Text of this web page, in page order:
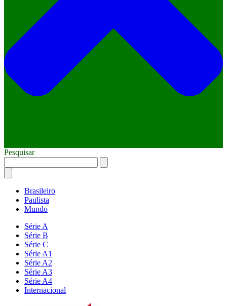
Pesquisar
Brasileiro
Paulista
Mundo
Série A
Série B
Série C
Série A1
Série A2
Série A3
Série A4
Internacional